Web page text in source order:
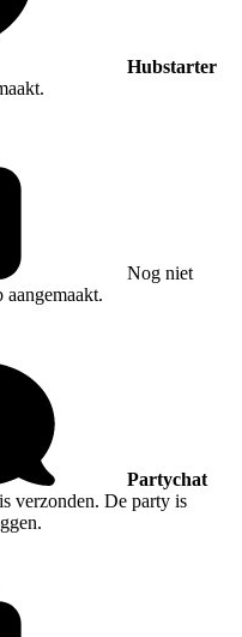
Hubstarter
Nog niet
Partychat
verzonden. De party is